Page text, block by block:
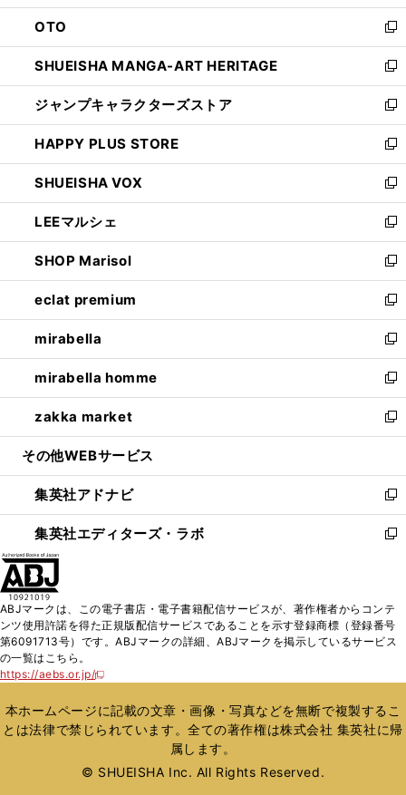
ウ
で
開
く
ン
ド
ウ
で
開
く
OTO
新
し
い
ウ
ィ
ン
ド
ウ
で
開
く
SHUEISHA MANGA-ART HERITAGE
新
し
い
ウ
ィ
ン
ド
ウ
で
開
く
ジャンプキャラクターズストア
新
し
い
ウ
ィ
ン
ド
ウ
で
開
く
HAPPY PLUS STORE
新
し
い
ウ
ィ
ン
ド
ウ
で
開
く
SHUEISHA VOX
新
し
い
ウ
ィ
ン
ド
ウ
で
開
く
LEEマルシェ
新
し
い
ウ
ィ
ン
ド
ウ
で
開
く
SHOP Marisol
新
し
い
ウ
ィ
ン
ド
ウ
で
開
eclat premium
新
し
い
ウ
ィ
ン
ド
ウ
開
く
mirabella
新
し
い
ウ
ィ
ン
ウ
で
開
く
mirabella homme
新
し
い
ウ
ン
ド
ウ
で
zakka market
新
し
ウ
ィ
ン
ド
く
その他WEBサービス
集英社アドナビ
新
し
い
ド
ウ
で
集英社エディターズ・ラボ
新
ィ
ン
ド
開
く
ABJマークは、この電子書店・電子書籍配信サービスが、著作権者からコンテ
ンツ使用許諾を得た正規版配信サービスであることを示す登録商標（登録番号
第6091713号）です。ABJマークの詳細、ABJマークを掲示しているサービス
の一覧はこちら。
https://aebs.or.jp/
新
い
ウ
ィ
ウ
本ホームページに記載の文章・画像・写真などを無断で複製するこ
とは法律で禁じられています。全ての著作権は株式会社 集英社に帰
属します。
© SHUEISHA Inc. All Rights Reserved.